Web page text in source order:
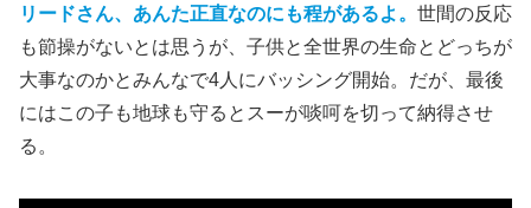
リードさん、 あんた正直なのにも程があるよ。 世間の反応
も節操がないとは思うが、子供と全世界の生命とどっちが
大事なのかとみんなで4人にバッシング開始。だが、最後
にはこの子も地球も守るとスーが啖呵を切って納得させ
る。